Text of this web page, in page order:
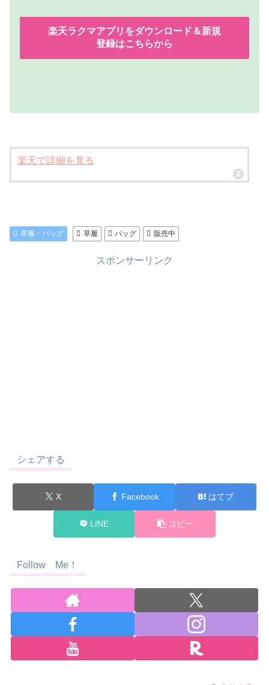
楽天ラクマアプリをダウンロード＆新規
登録はこちらから
楽天で詳細を見る
草履・バッグ 草履 バッグ 販売中
スポンサーリンク
シェアする
X Facebook はてブ
LINE コピー
Follow Me！